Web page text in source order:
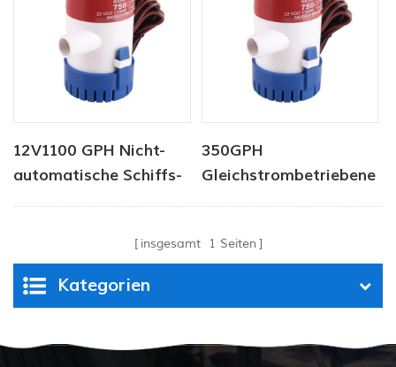
12V1100 GPH Nicht-
automatische Schiffs-
350GPH
Gleichstrombetriebene
insgesamt 1 Seiten
Kategorien